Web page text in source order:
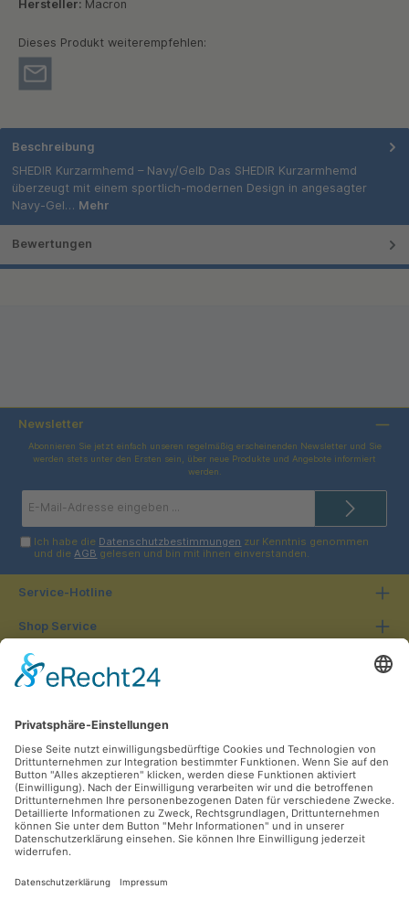
Hersteller: Macron
Dieses Produkt weiterempfehlen:
Beschreibung
SHEDIR Kurzarmhemd – Navy/Gelb Das SHEDIR Kurzarmhemd
überzeugt mit einem sportlich-modernen Design in angesagter
Navy-Gel… Mehr
Bewertungen
Newsletter
Abonnieren Sie jetzt einfach unseren regelmäßig erscheinenden Newsletter und Sie
werden stets unter den Ersten sein, über neue Produkte und Angebote informiert
werden.
Mail-
Ich habe die Datenschutzbestimmungen zur Kenntnis genommen
und die AGB gelesen und bin mit ihnen einverstanden.
Service-Hotline
Shop Service
Informationen
Versandarten
Unsere Communities
Zahlungsarten
Ladengeschäft